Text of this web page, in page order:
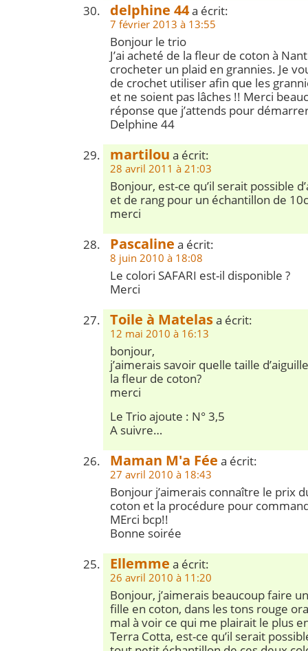
delphine 44a écrit:
7 février 2013 à 13:55
Bonjour le trio
J’ai acheté de la fleur de coton à
crocheter un plaid en grannies. Je
de crochet utiliser afin que les
et ne soient pas lâches !! Merci
réponse que j’attends pour
Delphine 44
martilou a écrit:
28 avril 2011 à 21:03
Bonjour, est-ce qu’il serait possible
et de rang pour un échantillon de
merci
Pascaline a écrit:
8 juin 2010 à 18:08
Le colori SAFARI est-il disponible ?
Merci
Toile à Matelasa écrit:
12 mai 2010 à 16:13
bonjour,
j’aimerais savoir quelle taille
la fleur de coton?
merci
Le Trio ajoute : N° 3,5
A suivre…
Maman M'a Fée a écrit:
27 avril 2010 à 18:43
Bonjour j’aimerais connaître le prix
coton et la procédure pour
MErci bcp!!
Bonne soirée
Ellemme a écrit:
26 avril 2010 à 11:20
Bonjour, j’aimerais beaucoup faire
fille en coton, dans les tons rouge
mal à voir ce qui me plairait le plus
Terra Cotta, est-ce qu’il serait